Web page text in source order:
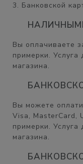
3. Банковской
Вы оплачиваете
примерки. Услуга
магазина.
Вы можете
Visa, MasterCard,
примерки. Услуга
магазина.